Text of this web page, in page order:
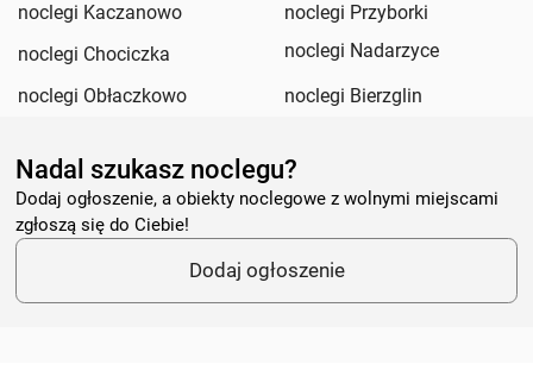
noclegi Kaczanowo
noclegi Przyborki
noclegi Chociczka
noclegi Nadarzyce
noclegi Obłaczkowo
noclegi Bierzglin
Nadal szukasz noclegu?
Dodaj ogłoszenie, a obiekty noclegowe z wolnymi miejscami
zgłoszą się do Ciebie!
Dodaj ogłoszenie